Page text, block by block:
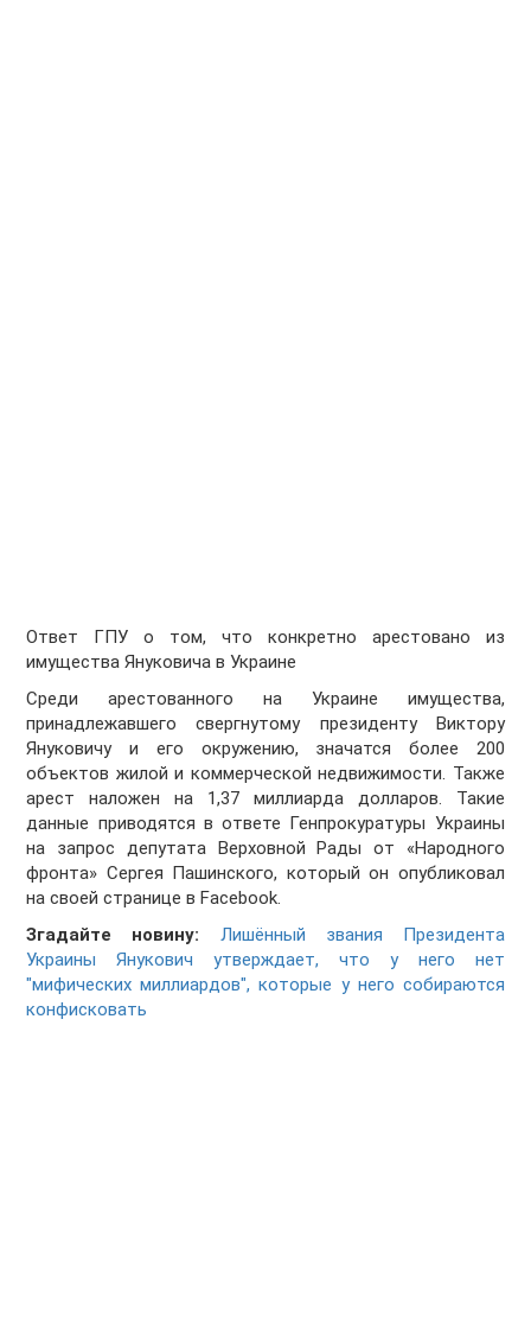
Ответ ГПУ о том, что конкретно арестовано из
имущества Януковича в Украине
Среди арестованного на Украине имущества,
принадлежавшего свергнутому президенту Виктору
Януковичу и его окружению, значатся более 200
объектов жилой и коммерческой недвижимости. Также
арест наложен на 1,37 миллиарда долларов. Такие
данные приводятся в ответе Генпрокуратуры Украины
на запрос депутата Верховной Рады от «Народного
фронта» Сергея Пашинского, который он опубликовал
на своей странице в Facebook.
Згадайте новину: Лишённый звания Президента
Украины Янукович утверждает, что у него нет
"мифических миллиардов", которые у него собираются
конфисковать